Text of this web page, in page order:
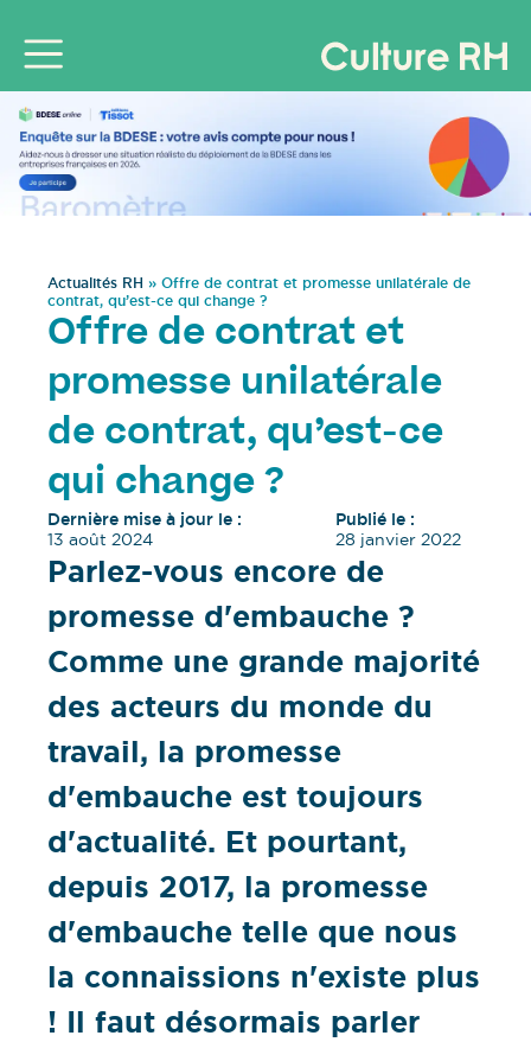
Actualités RH » Offre de contrat et promesse unilatérale de
contrat, qu’est-ce qui change ?
Offre de contrat et
promesse unilatérale
de contrat, qu’est-ce
qui change ?
Dernière mise à jour le :
13 août 2024
Publié le :
28 janvier 2022
Parlez-vous encore de
promesse d'embauche ?
Comme une grande majorité
des acteurs du monde du
travail, la promesse
d'embauche est toujours
d'actualité. Et pourtant,
depuis 2017, la promesse
d'embauche telle que nous
la connaissions n'existe plus
! Il faut désormais parler